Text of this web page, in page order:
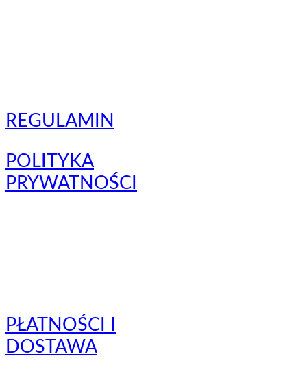
REGULAMIN
POLITYKA
PRYWATNOŚCI
PŁATNOŚCI I
DOSTAWA